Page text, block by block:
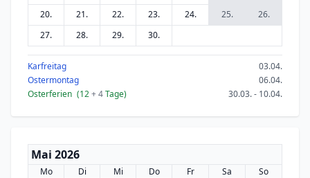
20.
21. 22. 23. 24. 25.
26.
27.
28. 29. 30.
Karfreitag
03.04.
Ostermontag
06.04.
Osterferien (12+ 4Tage) 30.03. - 10.04.
Mai 2026
Mo Di Mi Do Fr Sa
So